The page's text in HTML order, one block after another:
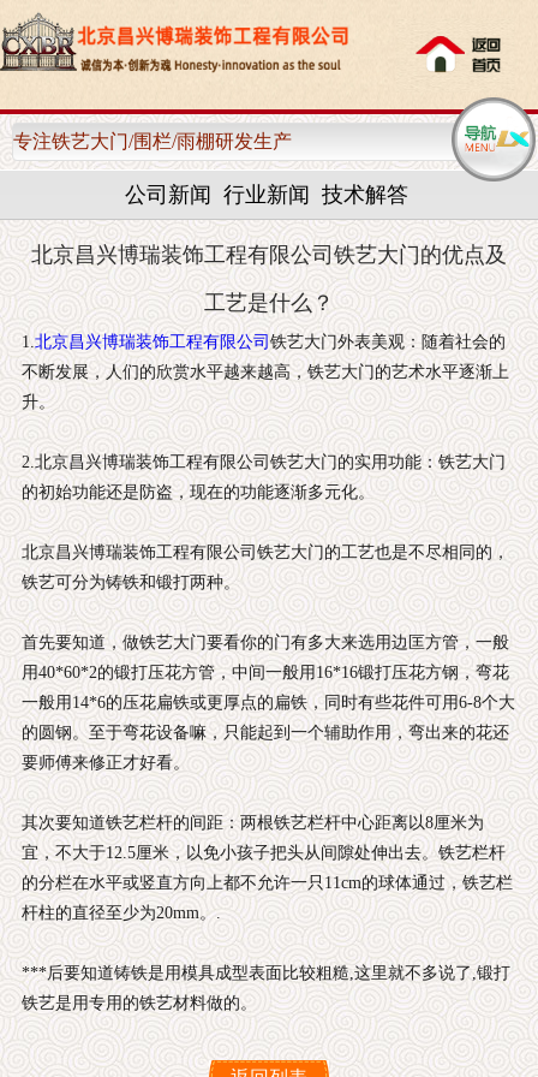
网站首页
产品中心
客户案例
新闻资讯
售后服务
联系我们
专注铁艺大门/围栏/雨棚研发生产
公司新闻 行业新闻 技术解答
北京昌兴博瑞装饰工程有限公司铁艺大门的优点及
工艺是什么？
1.北京昌兴博瑞装饰工程有限公司 铁艺大门外表美观：随着社会的
不断发展，人们的欣赏水平越来越高，铁艺大门的艺术水平逐渐上
升。
2.北京昌兴博瑞装饰工程有限公司铁艺大门的实用功能：铁艺大门
的初始功能还是防盗，现在的功能逐渐多元化。
北京昌兴博瑞装饰工程有限公司铁艺大门的工艺也是不尽相同的，
铁艺可分为铸铁和锻打两种。
首先要知道，做铁艺大门要看你的门有多大来选用边匡方管，一般
用40*60*2的锻打压花方管，中间一般用16*16锻打压花方钢，弯花
一般用14*6的压花扁铁或更厚点的扁铁，同时有些花件可用6-8个大
的圆钢。至于弯花设备嘛，只能起到一个辅助作用，弯出来的花还
要师傅来修正才好看。
其次要知道铁艺栏杆的间距：两根铁艺栏杆中心距离以8厘米为
宜，不大于12.5厘米，以免小孩子把头从间隙处伸出去。铁艺栏杆
的分栏在水平或竖直方向上都不允许一只11cm的球体通过，铁艺栏
杆柱的直径至少为20mm。.
***后要知道铸铁是用模具成型表面比较粗糙,这里就不多说了,锻打
铁艺是用专用的铁艺材料做的。